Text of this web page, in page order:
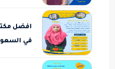
افضل
في